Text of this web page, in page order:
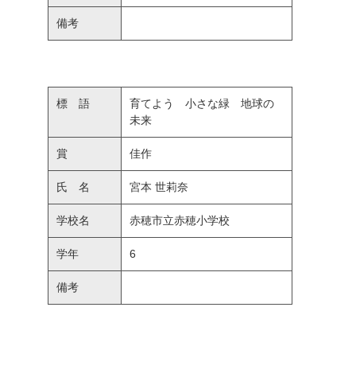
備考
標 語
育てよう 小さな緑 地球の
未来
賞 佳作
氏 名 宮本 世莉奈
学校名 赤穂市立赤穂小学校
学年 6
備考